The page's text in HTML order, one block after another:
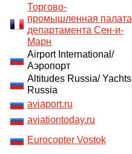
Торгово-
промышленная палата
департамента Сен-и-
Марн
Airport International/
Аэропорт
Altitudes Russia/ Yachts
Russia
aviaport.ru
aviationtoday.ru
Eurocopter Vostok